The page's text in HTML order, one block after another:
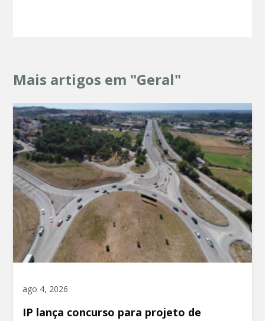
Mais artigos em "Geral"
ago 4, 2026
IP lança concurso para projeto de